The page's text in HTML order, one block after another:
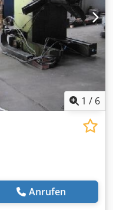
1 / 6
Anrufen